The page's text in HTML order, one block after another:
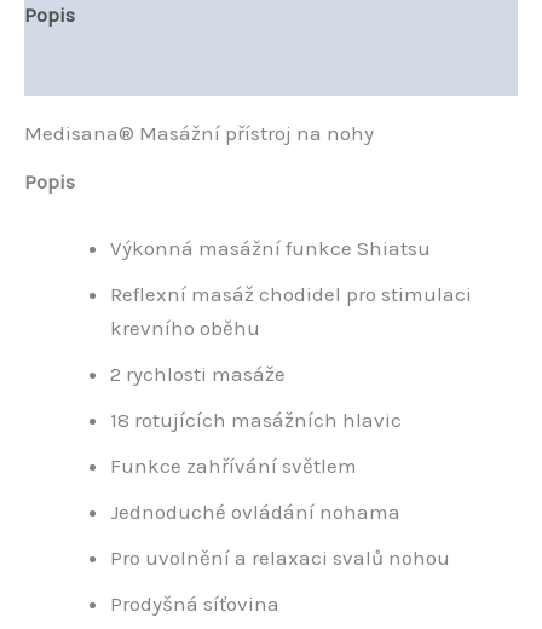
Popis
Medisana® Masážní přístroj na nohy
Popis
Výkonná masážní funkce Shiatsu
Reflexní masáž chodidel pro stimulaci
krevního oběhu
2 rychlosti masáže
18 rotujících masážních hlavic
Funkce zahřívání světlem
Jednoduché ovládání nohama
Pro uvolnění a relaxaci svalů nohou
Prodyšná síťovina